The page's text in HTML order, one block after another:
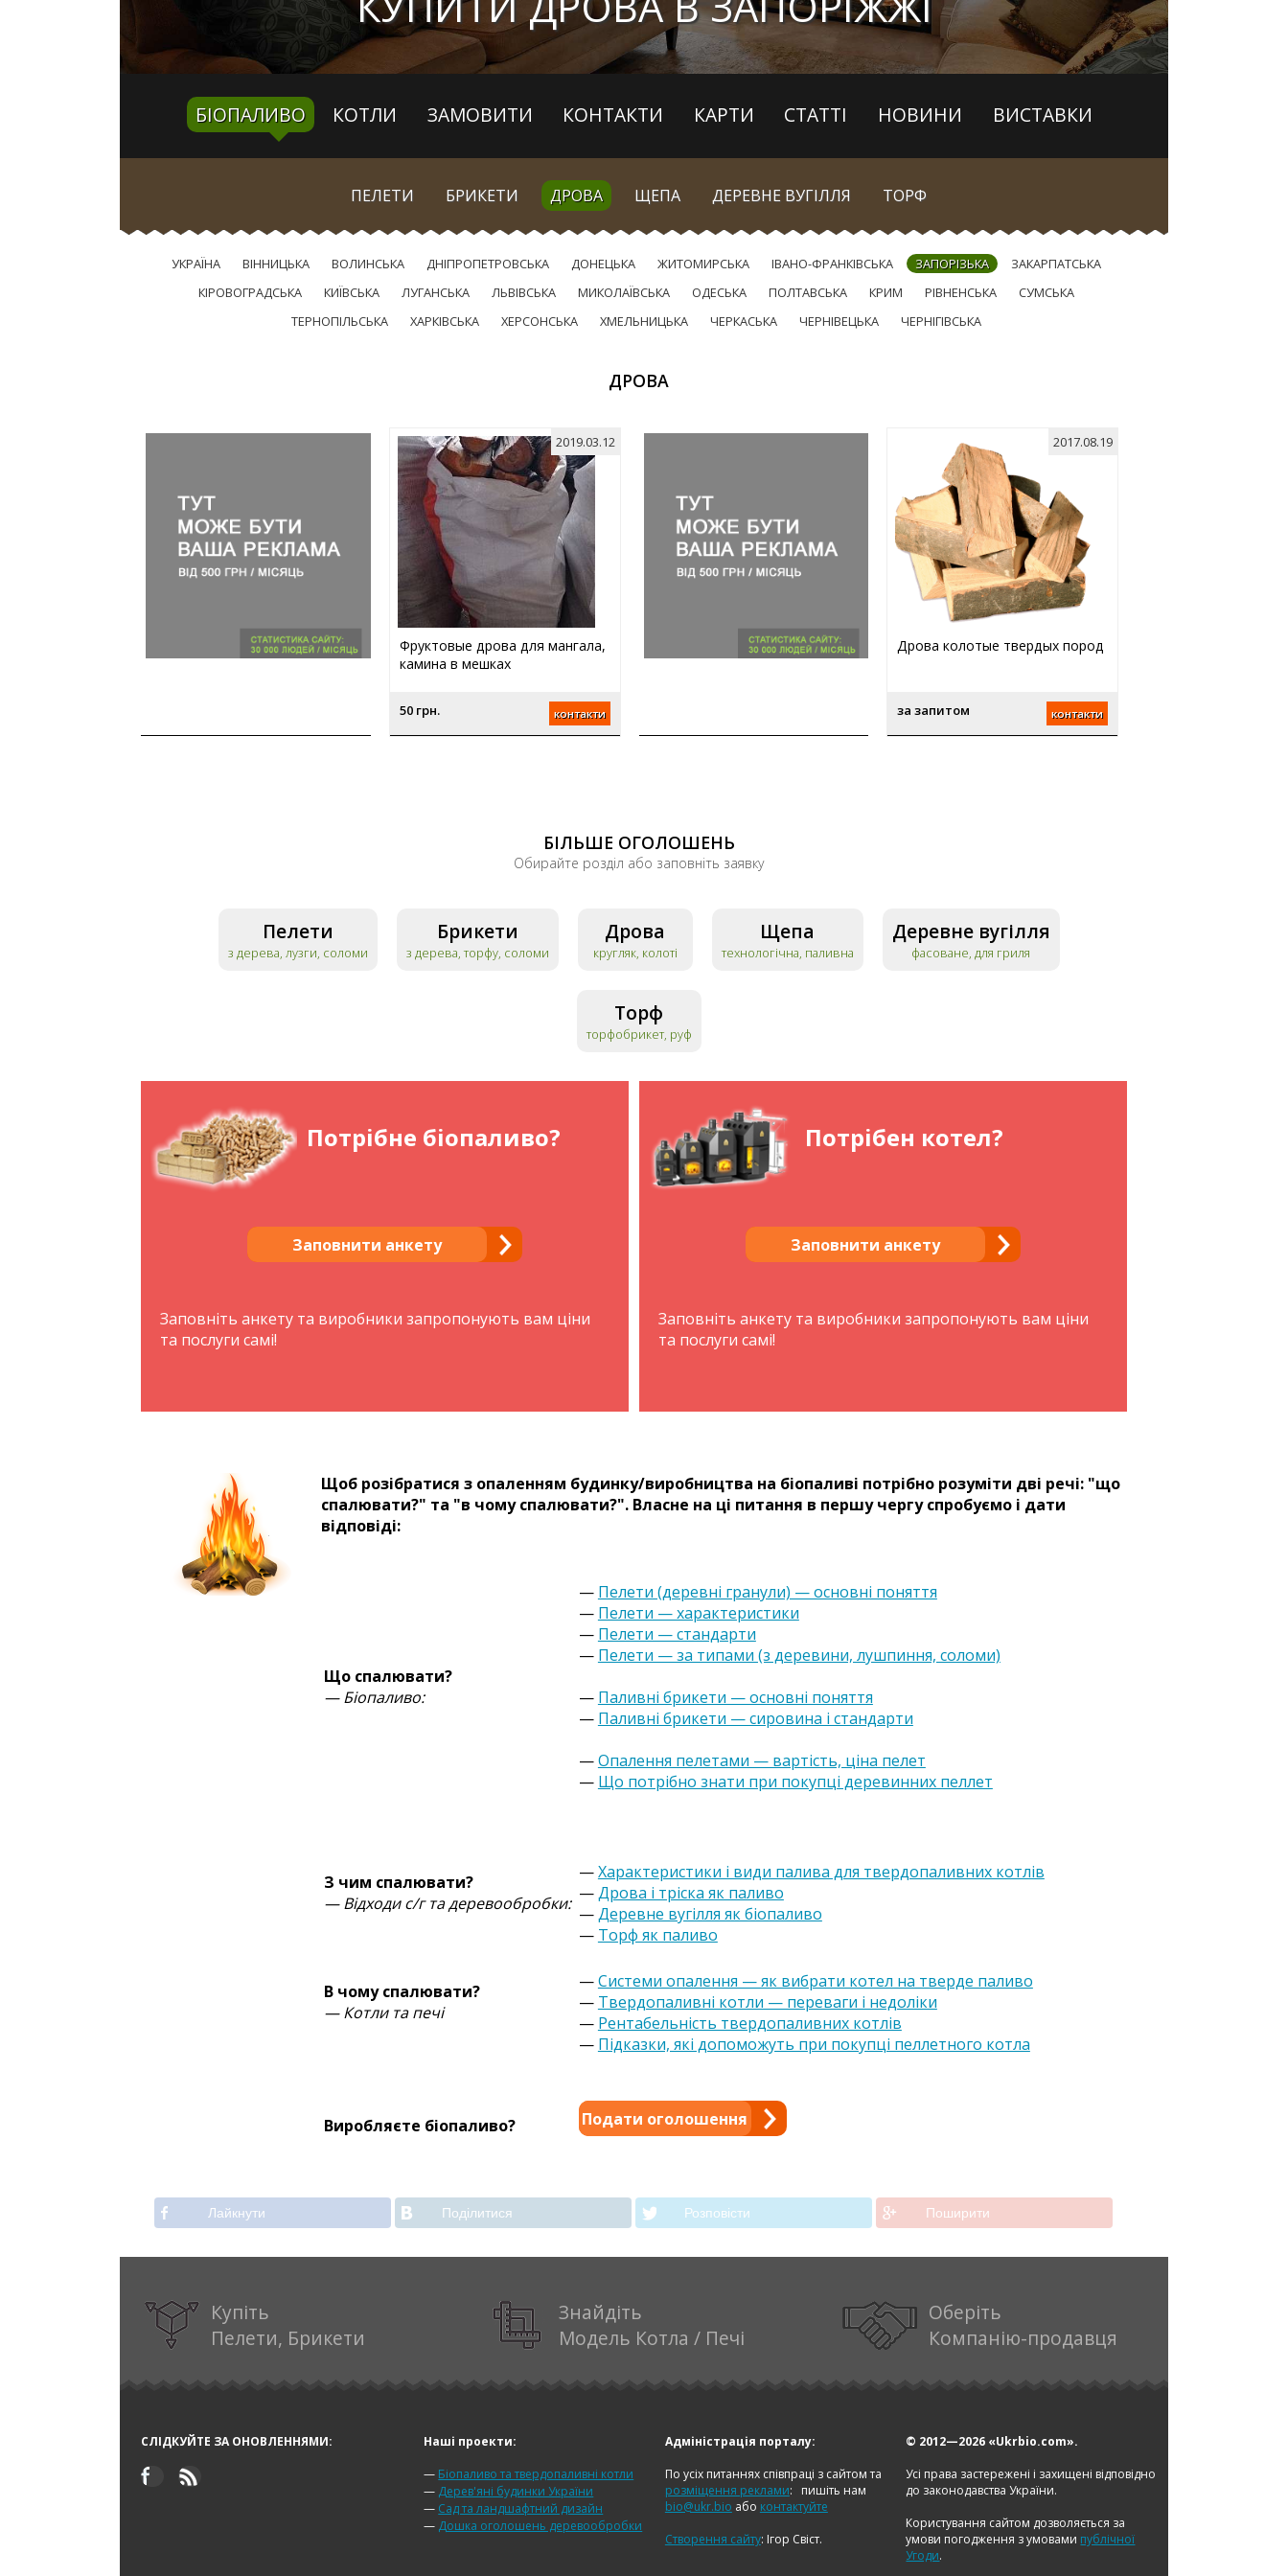
БІОПАЛИВО КОТЛИ ЗАМОВИТИ КОНТАКТИ КАРТИ СТАТТІ НОВИНИ ВИСТАВКИ
ПЕЛЕТИ БРИКЕТИ ДРОВА ЩЕПА ДЕРЕВНЕ ВУГІЛЛЯ ТОРФ
УКРАЇНА ВІННИЦЬКА ВОЛИНСЬКА ДНІПРОПЕТРОВСЬКА ДОНЕЦЬКА ЖИТОМИРСЬКА ІВАНО-ФРАНКІВСЬКА ЗАПОРІЗЬКА
ЗАКАРПАТСЬКА
КІРОВОГРАДСЬКА
КИЇВСЬКА ЛУГАНСЬКА ЛЬВІВСЬКА МИКОЛАЇВСЬКА ОДЕСЬКА ПОЛТАВСЬКА КРИМ РІВНЕНСЬКА
СУМСЬКА
ТЕРНОПІЛЬСЬКА
ХАРКІВСЬКА ХЕРСОНСЬКА ХМЕЛЬНИЦЬКА ЧЕРКАСЬКА ЧЕРНІВЕЦЬКА ЧЕРНІГІВСЬКА
ДРОВА
Фруктовые дрова для мангала,
камина в мешках
50 грн. контакти
2019.03.12
Дрова колотые твердых пород
за запитом контакти
2017.08.19
БІЛЬШЕ ОГОЛОШЕНЬ
Обирайте розділ або заповніть заявку
Пелети
з дерева, лузги, соломи
Брикети
з дерева, торфу, соломи
Дрова
кругляк, колоті
Щепа
технологічна, паливна
Деревне вугілля
фасоване, для гриля
Торф
торфобрикет, руф
Потрібне біопаливо?
Заповнити анкету
Заповніть анкету та виробники запропонують вам ціни
та послуги самі!
Потрібен котел?
Заповнити анкету
Заповніть анкету та виробники запропонують вам ціни
та послуги самі!
Щоб розібратися з опаленням будинку/виробництва на біопаливі потрібно розуміти дві речі: "що
спалювати?" та "в чому спалювати?". Власне на ці питання в першу чергу спробуємо і дати
відповіді:
Що спалювати?
— Біопаливо:
— Пелети (деревні гранули) — основні поняття
— Пелети — характеристики
— Пелети — стандарти
— Пелети — за типами (з деревини, лушпиння, соломи)
— Паливні брикети — основні поняття
— Паливні брикети — сировина і стандарти
—Опалення пелетами — вартість, ціна пелет
— Що потрібно знати при покупці деревинних пеллет
З чим спалювати?
— Відходи с/г та деревообробки:
—Характеристики і види палива для твердопаливних котлів
—Дрова і тріска як паливо
—Деревне вугілля як біопаливо
— Торф як паливо
В чому спалювати?
— Котли та печі
—Системи опалення — як вибрати котел на тверде паливо
— Твердопаливні котли — переваги і недоліки
— Рентабельність твердопаливних котлів
— Підказки, які допоможуть при покупці пеллетного котла
Виробляєте біопаливо? Подати оголошення
Лайкнути Подiлитися Розповiсти Поширити
Купіть
Пелети, Брикети
Знайдіть
Модель Котла / Печі
Оберіть
Компанію-продавця
СЛІДКУЙТЕ ЗА ОНОВЛЕННЯМИ:
Наші проекти:
— Біопаливо та твердопаливні котли
— Дерев'яні будинки України
— Сад та ландшафтний дизайн
— Дошка оголошень деревообробки
Адміністрація порталу:
По усіх питаннях співпраці з сайтом та
розміщення реклами:
пишіть нам
bio@ukr.bio або контактуйте
Створення сайту: Ігор Свіст.
© 2012—2026 «Ukrbio.com».
Усі права застережені і захищені відповідно
до законодавства України.
Користування сайтом дозволяється за
умови погодження з умовами публічної
Угоди.